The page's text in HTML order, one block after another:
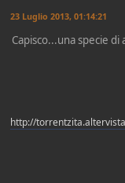
23 Luglio 2013, 01:14:21
Capisco...una specie
http://